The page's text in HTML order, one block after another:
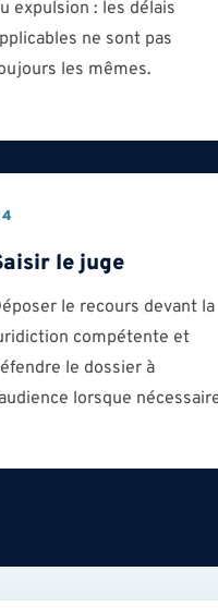
expulsion : les délais
ne sont pas
les mêmes.
le juge
le recours devant la
compétente et
le dossier à
lorsque